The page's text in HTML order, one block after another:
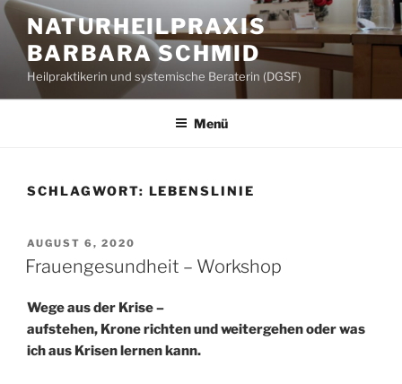
Zum
Inhalt
springen
NATURHEILPRAXIS
BARBARA SCHMID
Heilpraktikerin und systemische Beraterin (DGSF)
Menü
SCHLAGWORT: LEBENSLINIE
VERÖFFENTLICHT
AM
AUGUST 6, 2020
Frauengesundheit – Workshop
Wege aus der Krise –
aufstehen, Krone richten und weitergehen oder was
ich aus Krisen lernen kann.